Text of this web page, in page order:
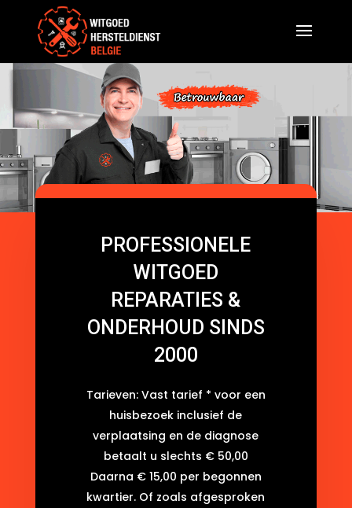
PROFESSIONELE
WITGOED
REPARATIES &
ONDERHOUD SINDS
2000
Tarieven: Vast tarief * voor een
huisbezoek inclusief de
verplaatsing en de diagnose
betaalt u slechts € 50,00
Daarna € 15,00 per begonnen
kwartier. Of zoals afgesproken